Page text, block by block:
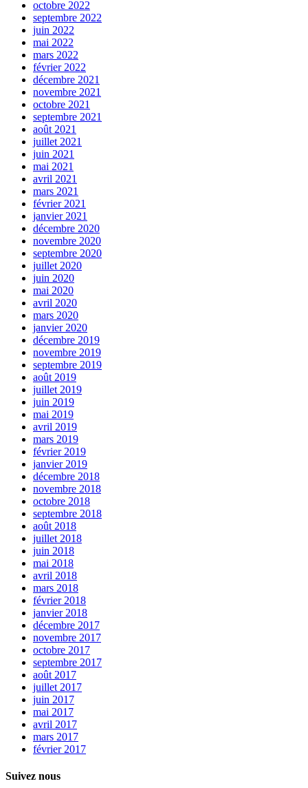
octobre 2022
septembre 2022
juin 2022
mai 2022
mars 2022
février 2022
décembre 2021
novembre 2021
octobre 2021
septembre 2021
août 2021
juillet 2021
juin 2021
mai 2021
avril 2021
mars 2021
février 2021
janvier 2021
décembre 2020
novembre 2020
septembre 2020
juillet 2020
juin 2020
mai 2020
avril 2020
mars 2020
janvier 2020
décembre 2019
novembre 2019
septembre 2019
août 2019
juillet 2019
juin 2019
mai 2019
avril 2019
mars 2019
février 2019
janvier 2019
décembre 2018
novembre 2018
octobre 2018
septembre 2018
août 2018
juillet 2018
juin 2018
mai 2018
avril 2018
mars 2018
février 2018
janvier 2018
décembre 2017
novembre 2017
octobre 2017
septembre 2017
août 2017
juillet 2017
juin 2017
mai 2017
avril 2017
mars 2017
février 2017
Suivez nous